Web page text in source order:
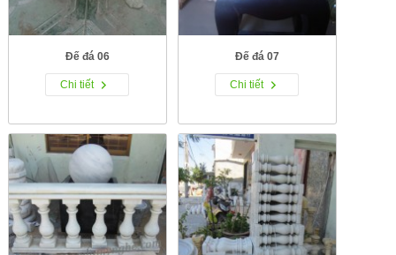
Đế đá 06
Chi tiết
Đế đá 07
Chi tiết